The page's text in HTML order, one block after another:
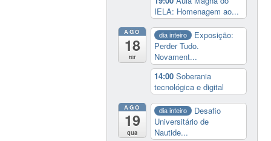
IELA: Homenagem ao...
AGO
18
ter
dia inteiro
Exposição:
Perder Tudo.
Novament...
14:00Soberania
tecnológica e digital
AGO
19
qua
dia inteiro
Desafio
Universitário de
Nautide...